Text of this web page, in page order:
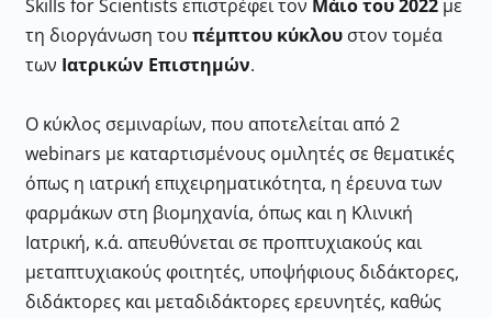
Skills for Scientists επιστρέφει τον Μάιο του 2022με
τη διοργάνωση του πέμπτου κύκλουστον τομέα
των Ιατρικών Επιστημών.
Ο κύκλος σεμιναρίων, που αποτελείται από 2
webinars με καταρτισμένους ομιλητές σε θεματικές
όπως η ιατρική επιχειρηματικότητα, η έρευνα των
φαρμάκων στη βιομηχανία, όπως και η Κλινική
Ιατρική, κ.ά. απευθύνεται σε προπτυχιακούς και
μεταπτυχιακούς φοιτητές, υποψήφιους διδάκτορες,
διδάκτορες και μεταδιδάκτορες ερευνητές, καθώς